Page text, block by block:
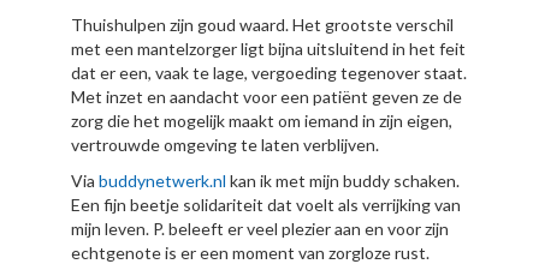
Thuishulpen zijn goud waard. Het grootste verschil
met een mantelzorger ligt bijna uitsluitend in het feit
dat er een, vaak te lage, vergoeding tegenover staat.
Met inzet en aandacht voor een patiënt geven ze de
zorg die het mogelijk maakt om iemand in zijn eigen,
vertrouwde omgeving te laten verblijven.
Via buddynetwerk.nl kan ik met mijn buddy schaken.
Een fijn beetje solidariteit dat voelt als verrijking van
mijn leven. P. beleeft er veel plezier aan en voor zijn
echtgenote is er een moment van zorgloze rust.